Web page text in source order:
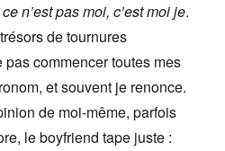
n’est pas moi, c’est moi je.
de tournures
commencer toutes mes
et souvent je renonce.
de moi-même, parfois
le boyfriend tape juste :